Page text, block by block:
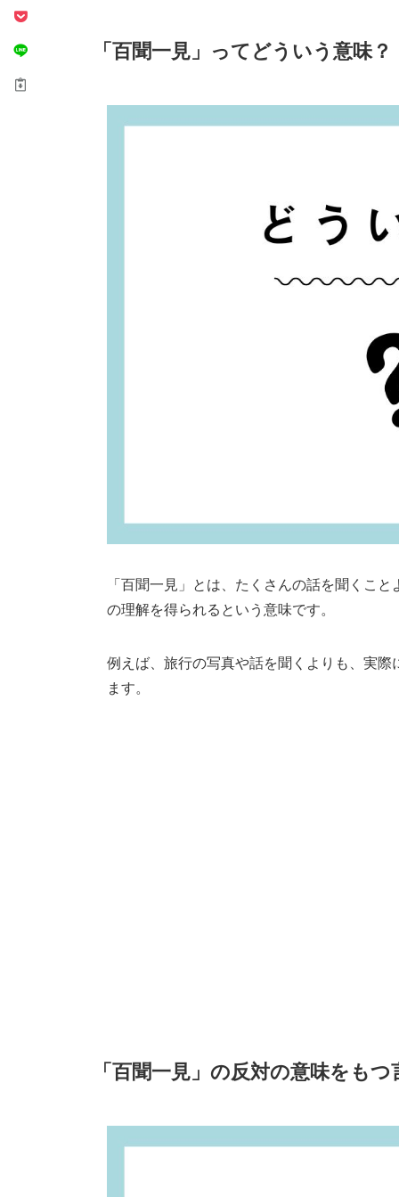
「百聞一見」ってどういう意味？
「百聞一見」とは、たくさんの話を聞くこ
の理解を得られるという意味です。
例えば、旅行の写真や話を聞くよりも、実
ます。
「百聞一見」の反対の意味をもつ